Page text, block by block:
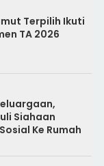
Terpilih Ikuti
TA 2026
Siahaan
Ke Rumah